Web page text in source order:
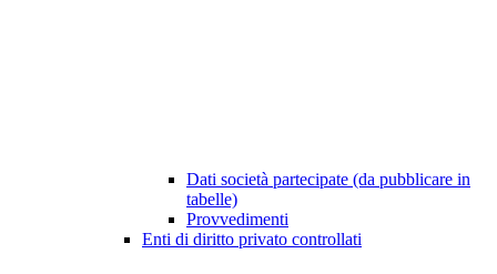
Dati società partecipate (da pubblicare in
tabelle)
Provvedimenti
Enti di diritto privato controllati